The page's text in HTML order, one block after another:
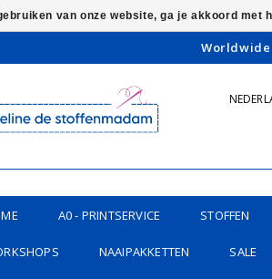
Worldwide
A0 - PRINTSERVICE STOFFEN
NAAIPAKKETTEN SALE
van onze website, ga je akkoord